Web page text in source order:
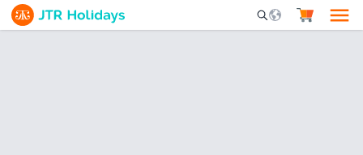
Mobile Search